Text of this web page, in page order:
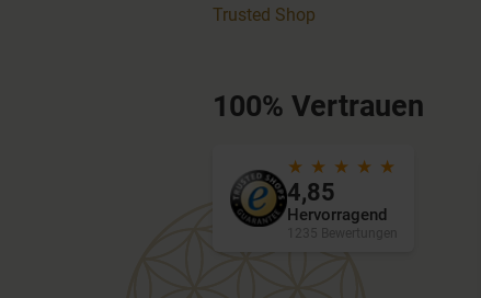
Trusted Shop
100% Vertrauen
★ ★ ★ ★ ★
4,85
Hervorragend